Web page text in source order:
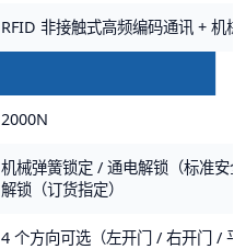
RFID 非接触式高频编码通讯 + 机
2000N
机械弹簧锁定 / 通电解锁（标准
解锁（订货指定）
4 个方向可选（左开门 / 右开门 /